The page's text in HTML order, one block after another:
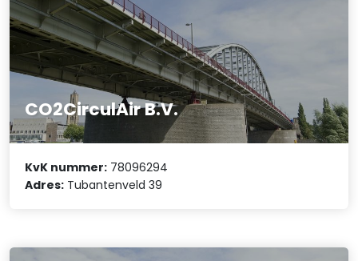
CO2CirculAir B.V.
KvK nummer: 78096294
Adres: Tubantenveld 39